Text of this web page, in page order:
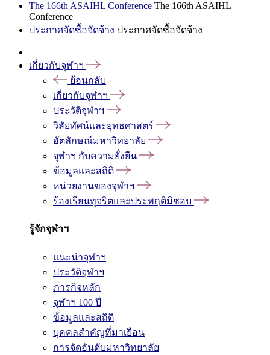
The 166th ASAIHL Conference The 166th ASAIHL
Conference
ประกาศจัดซื้อจัดจ้าง ประกาศจัดซื้อจัดจ้าง
เกี่ยวกับจุฬาฯ
ย้อนกลับ
เกี่ยวกับจุฬาฯ
ประวัติจุฬาฯ
วิสัยทัศน์และยุทธศาสตร์
อัตลักษณ์มหาวิทยาลัย
จุฬาฯ กับความยั่งยืน
ข้อมูลและสถิติ
หน่วยงานของจุฬาฯ
ร้องเรียนทุจริตและประพฤติมิชอบ
รู้จักจุฬาฯ
แนะนำจุฬาฯ
ประวัติจุฬาฯ
ภารกิจหลัก
จุฬาฯ 100 ปี
ข้อมูลและสถิติ
บุคคลสำคัญที่มาเยือน
การจัดอันดับมหาวิทยาลัย